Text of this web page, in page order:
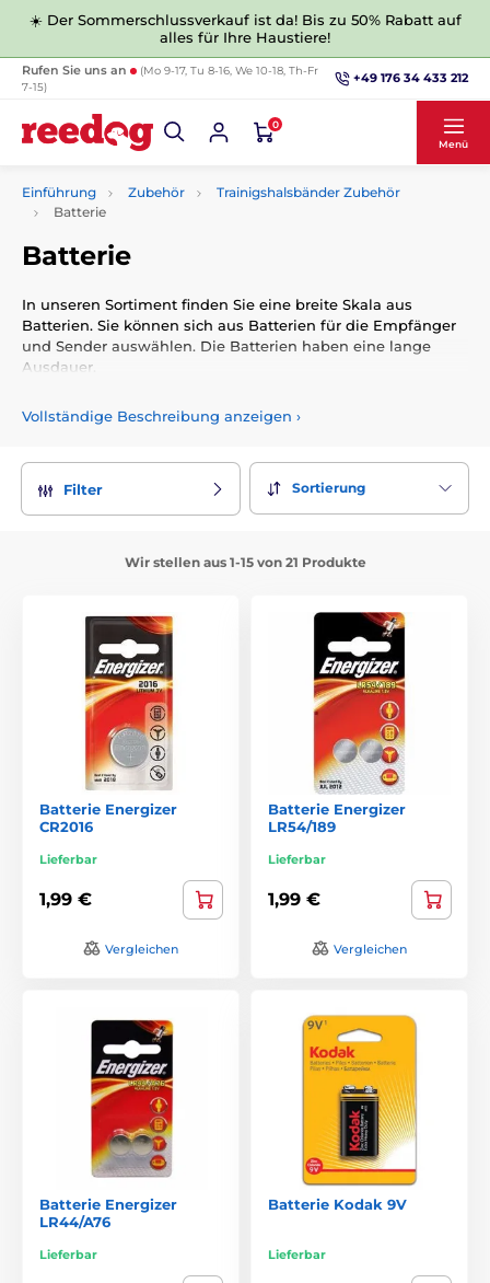
☀️ Der Sommerschlussverkauf ist da! Bis zu 50% Rabatt auf
alles für Ihre Haustiere!
Rufen Sie uns an
(Mo 9-17, Tu 8-16, We 10-18, Th-Fr
7-15)
+49 176 34 433 212
0
Menü
Einführung Zubehör
Trainigshalsbänder Zubehör
Batterie
Batterie
In unseren Sortiment finden Sie eine breite Skala aus
Batterien. Sie können sich aus Batterien für die Empfänger
und Sender auswählen. Die Batterien haben eine lange
Ausdauer.
Vollständige Beschreibung anzeigen ›
Filter Sortierung
Wir stellen aus 1-15 von 21 Produkte
Batterie Energizer
CR2016
Lieferbar
1,99 €
Vergleichen
Batterie Energizer
LR54/189
Lieferbar
1,99 €
Vergleichen
Batterie Energizer
LR44/A76
Lieferbar
Batterie Kodak 9V
Lieferbar